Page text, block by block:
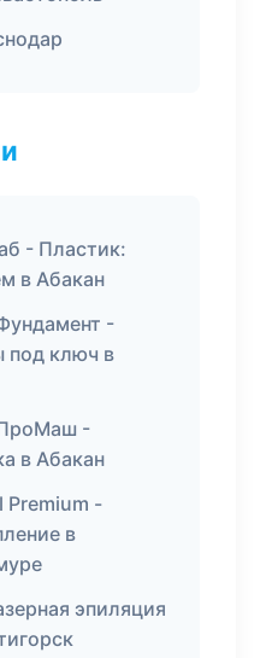
- Пластик:
в Абакан
-
под ключ в
-
в Абакан
Premium -
в
эпиляция